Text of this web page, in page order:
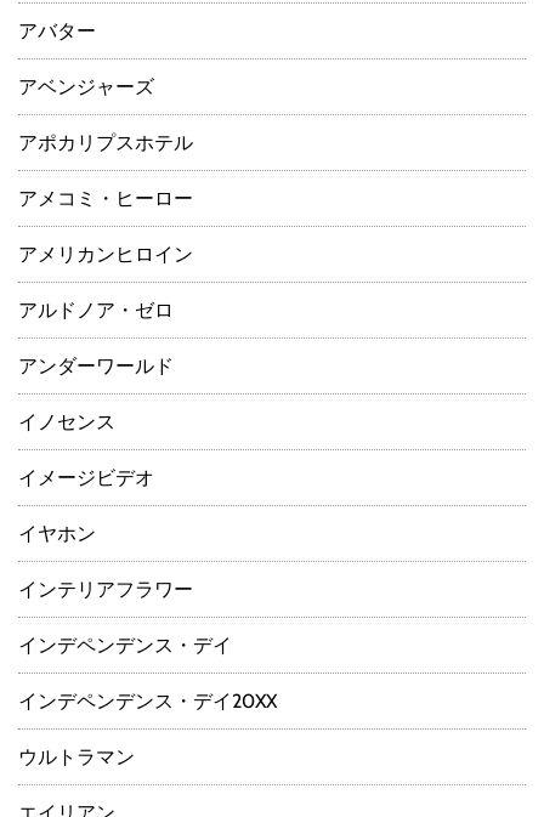
アバター
アベンジャーズ
アポカリプスホテル
アメコミ・ヒーロー
アメリカンヒロイン
アルドノア・ゼロ
アンダーワールド
イノセンス
イメージビデオ
イヤホン
インテリアフラワー
インデペンデンス・デイ
インデペンデンス・デイ20XX
ウルトラマン